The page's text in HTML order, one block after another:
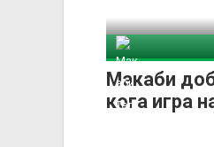
Макаби
кога игра